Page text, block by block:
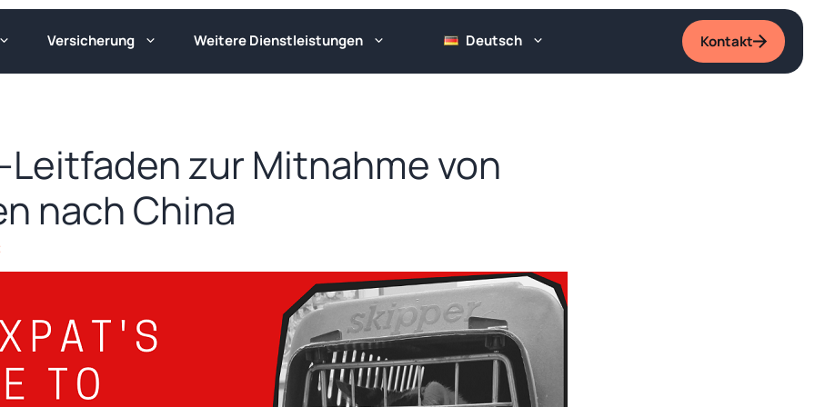
Versicherung Weitere Dienstleistungen Deutsch Kontakt
Leitfaden zur Mitnahme von
nach China